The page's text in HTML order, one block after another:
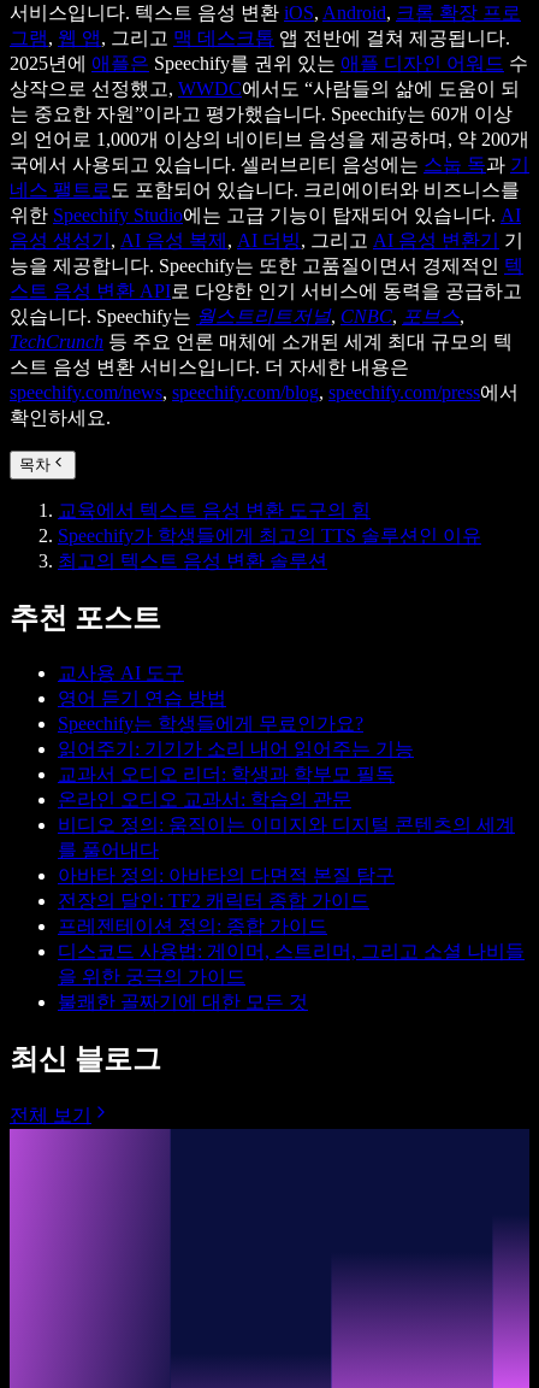
서비스입니다. 텍스트 음성 변환 iOS, Android, 크롬 확장 프로
그램, 웹 앱, 그리고 맥 데스크톱 앱 전반에 걸쳐 제공됩니다.
2025년에 애플은 Speechify를 권위 있는 애플 디자인 어워드 수
상작으로 선정했고, WWDC에서도 “사람들의 삶에 도움이 되
는 중요한 자원”이라고 평가했습니다. Speechify는 60개 이상
의 언어로 1,000개 이상의 네이티브 음성을 제공하며, 약 200개
국에서 사용되고 있습니다. 셀러브리티 음성에는 스눕 독과 기
네스 팰트로 도 포함되어 있습니다. 크리에이터와 비즈니스를
위한 Speechify Studio에는 고급 기능이 탑재되어 있습니다. AI
음성 생성기 , AI 음성 복제 , AI 더빙, 그리고 AI 음성 변환기
기
능을 제공합니다. Speechify는 또한 고품질이면서 경제적인 텍
스트 음성 변환 API로 다양한 인기 서비스에 동력을 공급하고
있습니다. Speechify는 월스트리트저널, CNBC, 포브스,
TechCrunch 등 주요 언론 매체에 소개된 세계 최대 규모의 텍
스트 음성 변환 서비스입니다. 더 자세한 내용은
speechify.com/news, speechify.com/blog, speechify.com/press에서
확인하세요.
목차
교육에서 텍스트 음성 변환 도구의 힘
Speechify가 학생들에게 최고의 TTS 솔루션인 이유
최고의 텍스트 음성 변환 솔루션
추천 포스트
교사용 AI 도구
영어 듣기 연습 방법
Speechify는 학생들에게 무료인가요?
읽어주기: 기기가 소리 내어 읽어주는 기능
교과서 오디오 리더: 학생과 학부모 필독
온라인 오디오 교과서: 학습의 관문
비디오 정의: 움직이는 이미지와 디지털 콘텐츠의 세계
를 풀어내다
아바타 정의: 아바타의 다면적 본질 탐구
전장의 달인: TF2 캐릭터 종합 가이드
프레젠테이션 정의: 종합 가이드
디스코드 사용법: 게이머, 스트리머, 그리고 소셜 나비들
을 위한 궁극의 가이드
불쾌한 골짜기에 대한 모든 것
최신 블로그
전체 보기